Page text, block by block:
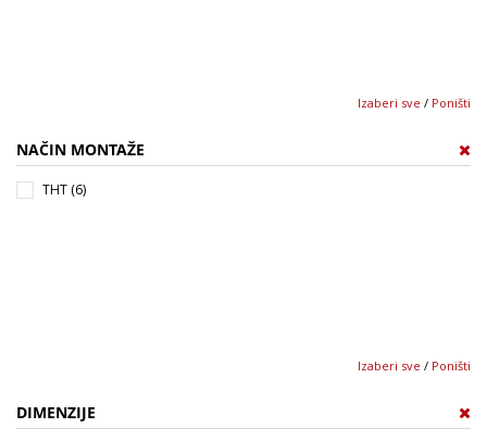
Izaberi sve / Poništi
NAČIN MONTAŽE
THT (6)
Izaberi sve / Poništi
DIMENZIJE